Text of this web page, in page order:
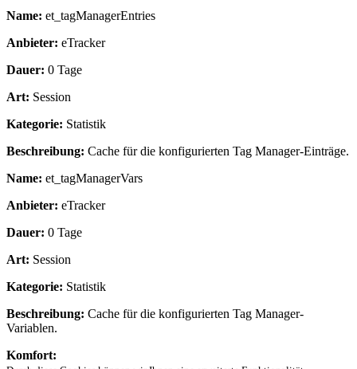
Name: et_tagManagerEntries
Anbieter: eTracker
Dauer: 0 Tage
Art: Session
Kategorie: Statistik
Beschreibung: Cache für die konfigurierten Tag Manager-Einträge.
Name: et_tagManagerVars
Anbieter: eTracker
Dauer: 0 Tage
Art: Session
Kategorie: Statistik
Beschreibung: Cache für die konfigurierten Tag Manager-
Variablen.
Komfort: